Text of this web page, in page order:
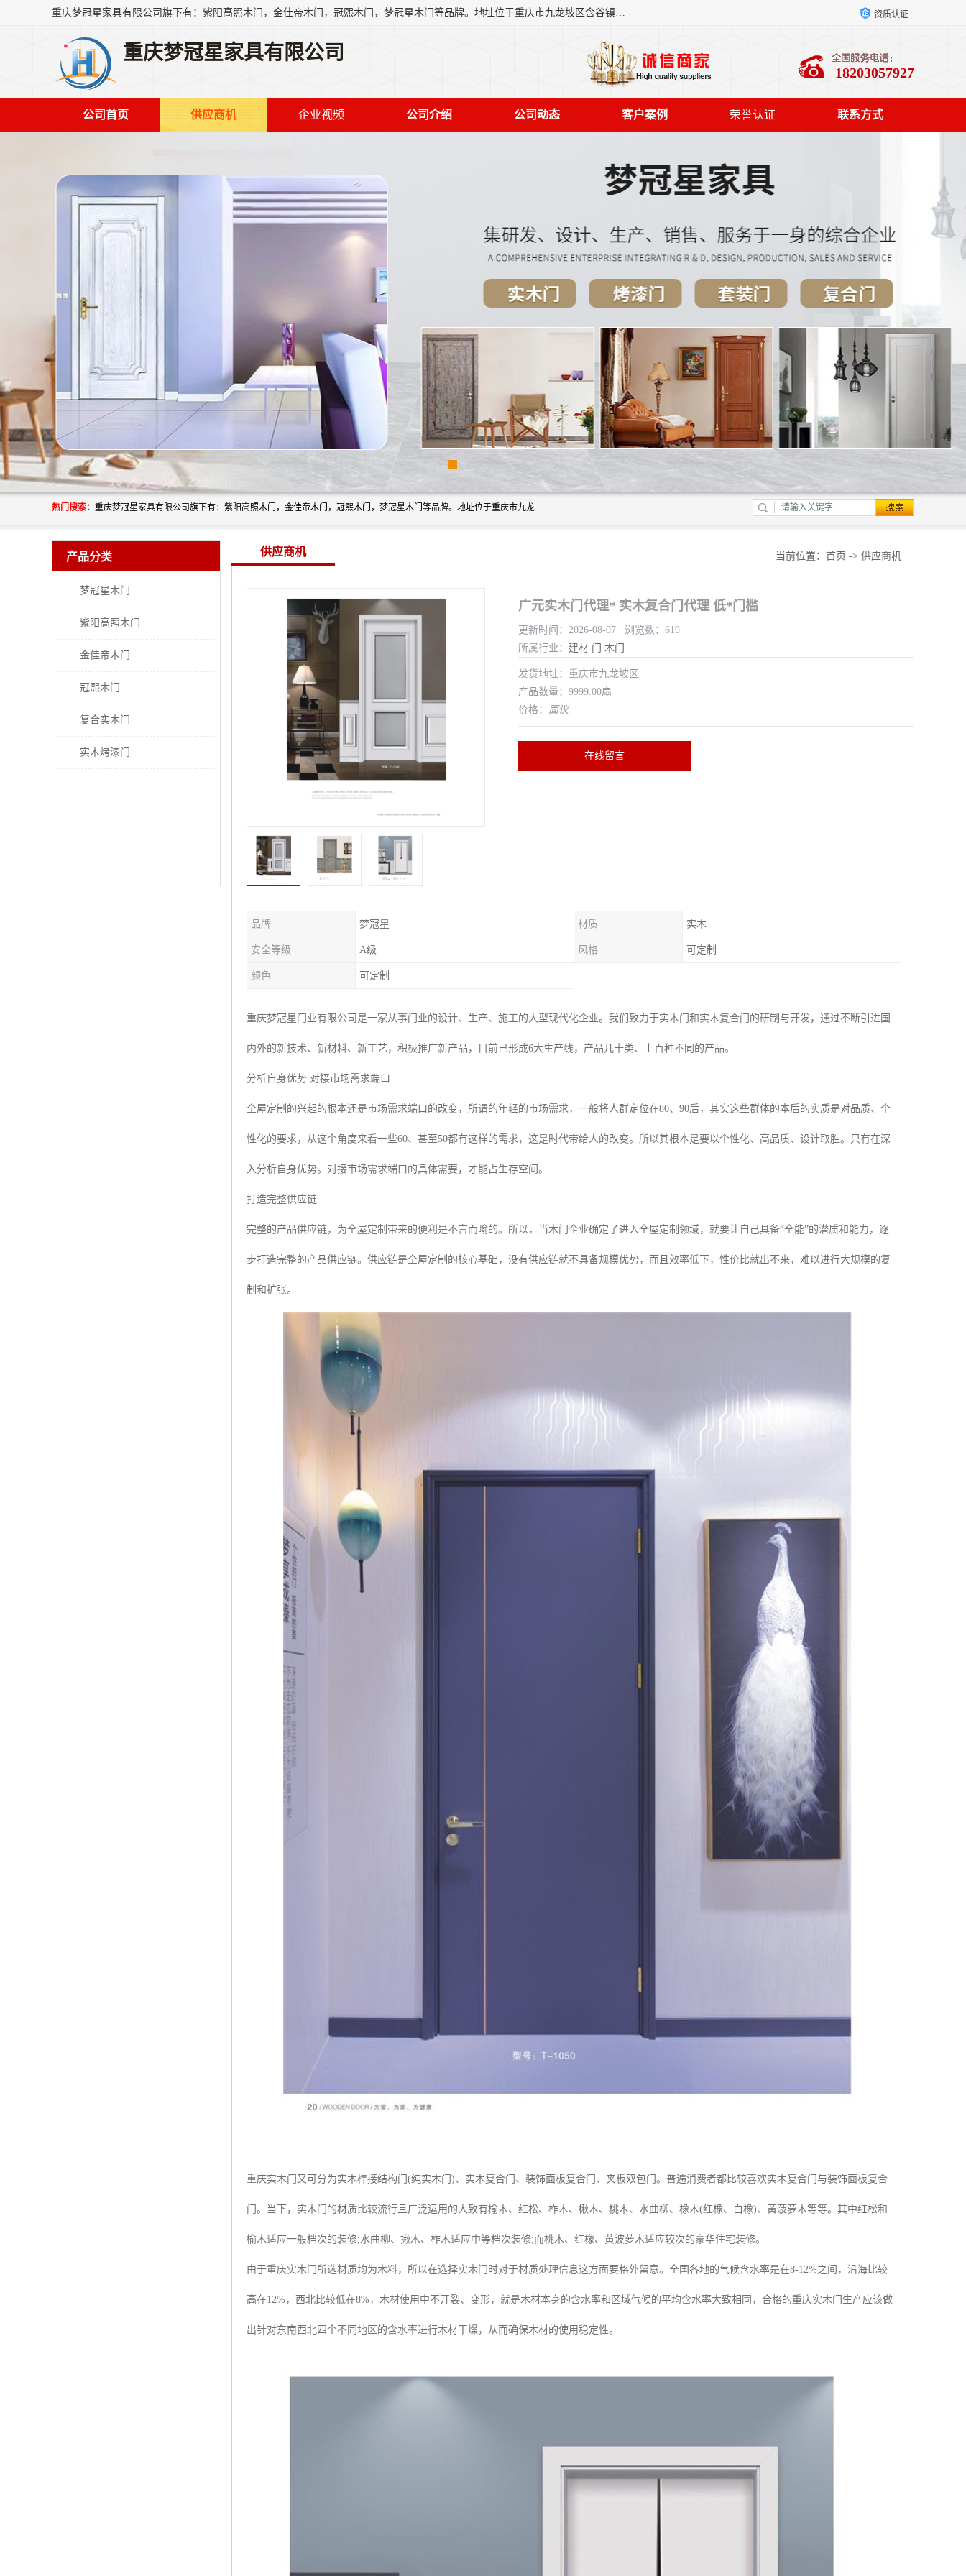
重庆梦冠星家具有限公司旗下有：紫阳高照木门，金佳帝木门，冠熙木门，梦冠星木门等品牌。地址位于重庆市九龙坡区含谷镇崇兴村7社，欢迎新老客户来访。 资质认证
重庆梦冠星家具有限公司
18203057927
公司首页 供应商机 企业视频 公司介绍 公司动态 客户案例 荣誉认证 联系方式
热门搜索： 重庆梦冠星家具有限公司旗下有：紫阳高照木门，金佳帝木门，冠熙木门，梦冠星木门等品牌。地址位于重庆市九龙坡区含谷镇崇兴村7社，欢迎新老客户来访。
产品分类
梦冠星木门
紫阳高照木门
金佳帝木门
冠熙木门
复合实木门
实木烤漆门
供应商机 当前位置： 首页 -> 供应商机
广元实木门代理* 实木复合门代理 低*门槛
更新时间：2026-08-07 浏览数：619
所属行业： 建材 门 木门
发货地址：重庆市九龙坡区
产品数量：9999.00扇
价格： 面议
在线留言
品牌 梦冠星 材质 实木
安全等级 A级 风格 可定制
颜色 可定制
重庆梦冠星门业有限公司是一家从事门业的设计、生产、施工的大型现代化企业。我们致力于实木门和实木复合门的研制与开发，通过不断引进国
内外的新技术、新材料、新工艺，积极推广新产品，目前已形成6大生产线，产品几十类、上百种不同的产品。
分析自身优势 对接市场需求端口
全屋定制的兴起的根本还是市场需求端口的改变，所谓的年轻的市场需求，一般将人群定位在80、90后，其实这些群体的本后的实质是对品质、个
性化的要求，从这个角度来看一些60、甚至50都有这样的需求，这是时代带给人的改变。所以其根本是要以个性化、高品质、设计取胜。只有在深
入分析自身优势。对接市场需求端口的具体需要，才能占生存空间。
打造完整供应链
完整的产品供应链，为全屋定制带来的便利是不言而喻的。所以，当木门企业确定了进入全屋定制领域，就要让自己具备“全能”的潜质和能力，逐
步打造完整的产品供应链。供应链是全屋定制的核心基础，没有供应链就不具备规模优势，而且效率低下，性价比就出不来，难以进行大规模的复
制和扩张。
重庆实木门又可分为实木榫接结构门(纯实木门)、实木复合门、装饰面板复合门、夹板双包门。普遍消费者都比较喜欢实木复合门与装饰面板复合
门。当下，实木门的材质比较流行且广泛运用的大致有榆木、红松、柞木、楸木、桃木、水曲柳、橡木(红橡、白橡)、黄菠萝木等等。其中红松和
榆木适应一般档次的装修;水曲柳、揪木、柞木适应中等档次装修;而桃木、红橡、黄波萝木适应较次的豪华住宅装修。
由于重庆实木门所选材质均为木料，所以在选择实木门时对于材质处理信息这方面要格外留意。全国各地的气候含水率是在8-12%之间，沿海比较
高在12%，西北比较低在8%，木材使用中不开裂、变形，就是木材本身的含水率和区域气候的平均含水率大致相同，合格的重庆实木门生产应该做
出针对东南西北四个不同地区的含水率进行木材干燥，从而确保木材的使用稳定性。